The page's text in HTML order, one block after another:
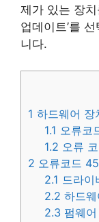
제가 있는 장치
업데이트’를
니다.
1 하드웨어 장
1.1 오류코
1.2 오류
2 오류코드
2.1 드라이
2.2 하드
2.3 펌웨